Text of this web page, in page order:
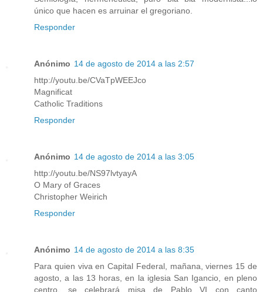
único que hacen es arruinar el gregoriano.
Responder
Anónimo 14 de agosto de 2014 a las 2:57
http://youtu.be/CVaTpWEEJco
Magnificat
Catholic Traditions
Responder
Anónimo 14 de agosto de 2014 a las 3:05
http://youtu.be/NS97lvtyayA
O Mary of Graces
Christopher Weirich
Responder
Anónimo 14 de agosto de 2014 a las 8:35
Para quien viva en Capital Federal, mañana, viernes 15 de
agosto, a las 13 horas, en la iglesia San Igancio, en pleno
centro, se celebrará misa de Pablo VI con canto